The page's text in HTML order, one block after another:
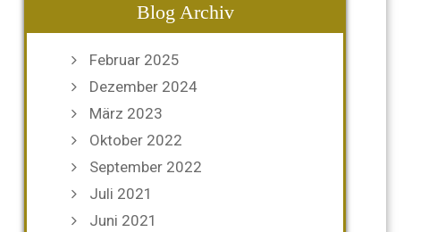
Blog Archiv
Februar 2025
Dezember 2024
März 2023
Oktober 2022
September 2022
Juli 2021
Juni 2021